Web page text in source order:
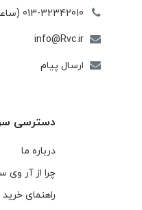
013-32342010 (ساعت کاری 9 الی 20:30)
info@Rvc.ir
ارسال پیام
دسترسی
درباره ما
چرا از آر
راهنمای خرید